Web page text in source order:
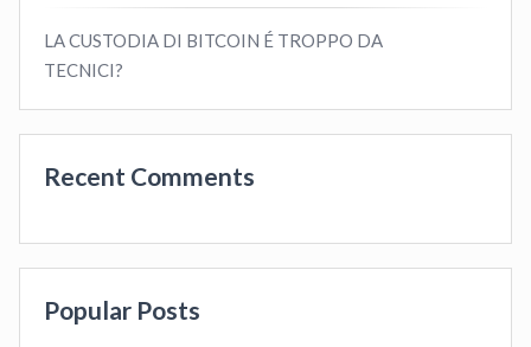
LA CUSTODIA DI BITCOIN É TROPPO DA
TECNICI?
Recent Comments
Popular Posts